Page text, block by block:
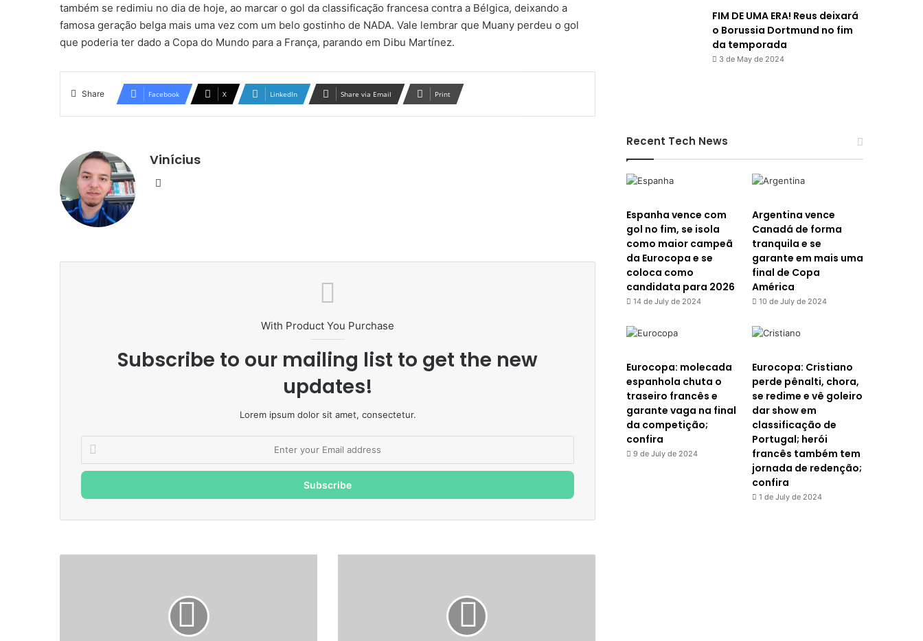
também se redimiu no dia de hoje, ao marcar o gol da classificação francesa contra a Bélgica, deixando a
famosa geração belga mais uma vez com um belo gostinho de NADA. Vale lembrar que Muany perdeu o gol
que poderia ter dado a Copa do Mundo para a França, parando em Dibu Martínez.
Share Facebook X LinkedIn Share via Email Print
Vinícius
With Product You Purchase
Subscribe to our mailing list to get the new
updates!
Lorem ipsum dolor sit amet, consectetur.
your
Email
FIM DE UMA ERA! Reus deixará
o Borussia Dortmund no fim
da temporada
3 de May de 2024
Recent Tech News
Espanha vence com
gol no fim, se isola
como maior campeã
da Eurocopa e se
coloca como
candidata para 2026
14 de July de 2024
Argentina vence
Canadá de forma
tranquila e se
garante em mais uma
final de Copa
América
10 de July de 2024
Eurocopa: molecada
espanhola chuta o
traseiro francês e
garante vaga na final
da competição;
confira
9 de July de 2024
Eurocopa: Cristiano
perde pênalti, chora,
se redime e vê goleiro
dar show em
classificação de
Portugal; herói
francês também tem
jornada de redenção;
confira
1 de July de 2024